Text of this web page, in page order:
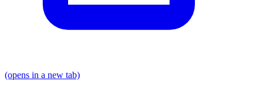
(opens in a new tab)